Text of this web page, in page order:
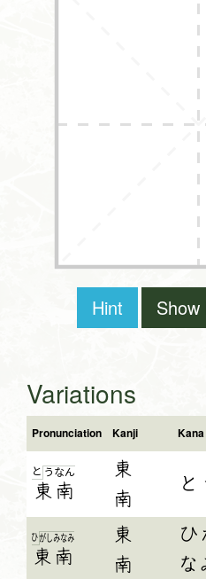
Hint Show
Variations
Pronunciation Kanji Kana
と う
東
なん
南
東
南
ひがし
東
みなみ
南
東
南
ひ
な